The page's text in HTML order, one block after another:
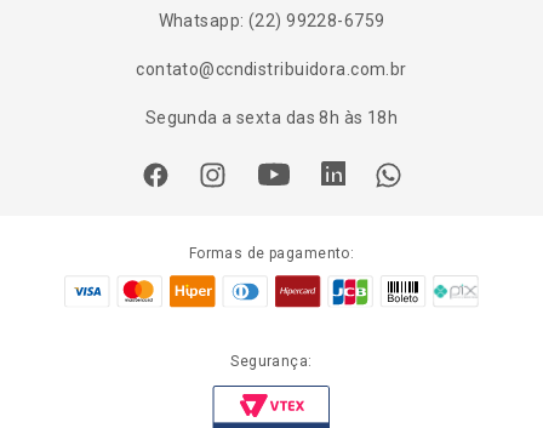
Whatsapp: (22) 99228-6759
contato@ccndistribuidora.com.br
Segunda a sexta das 8h às 18h
Formas de pagamento:
Segurança: